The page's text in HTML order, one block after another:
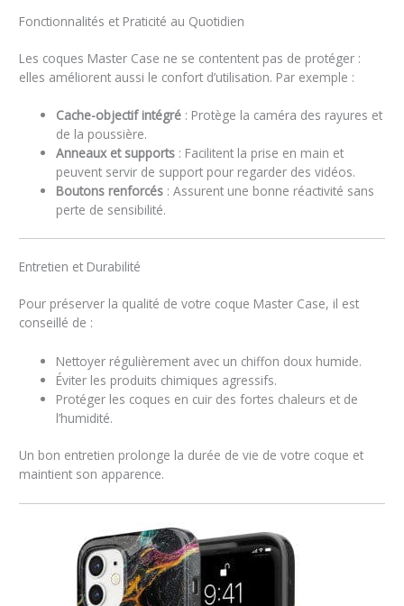
Fonctionnalités et Praticité au Quotidien
Les coques Master Case ne se contentent pas de protéger :
elles améliorent aussi le confort d’utilisation. Par exemple :
Cache-objectif intégré : Protège la caméra des rayures et
de la poussière.
Anneaux et supports : Facilitent la prise en main et
peuvent servir de support pour regarder des vidéos.
Boutons renforcés : Assurent une bonne réactivité sans
perte de sensibilité.
Entretien et Durabilité
Pour préserver la qualité de votre coque Master Case, il est
conseillé de :
Nettoyer régulièrement avec un chiffon doux humide.
Éviter les produits chimiques agressifs.
Protéger les coques en cuir des fortes chaleurs et de
l’humidité.
Un bon entretien prolonge la durée de vie de votre coque et
maintient son apparence.